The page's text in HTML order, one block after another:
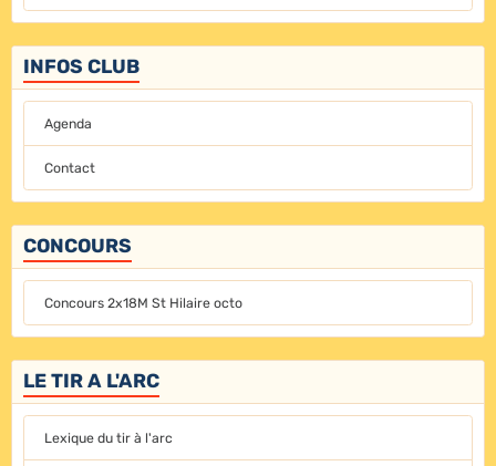
INFOS CLUB
Agenda
Contact
CONCOURS
Concours 2x18M St Hilaire octo
LE TIR A L'ARC
Lexique du tir à l'arc